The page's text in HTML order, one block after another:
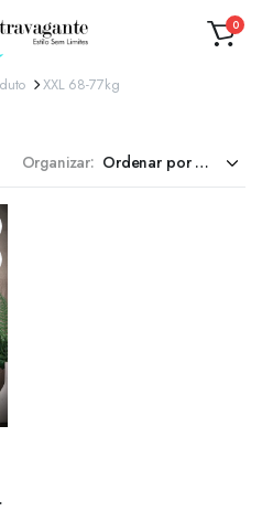
0
XXL 68-77kg
Organizar: